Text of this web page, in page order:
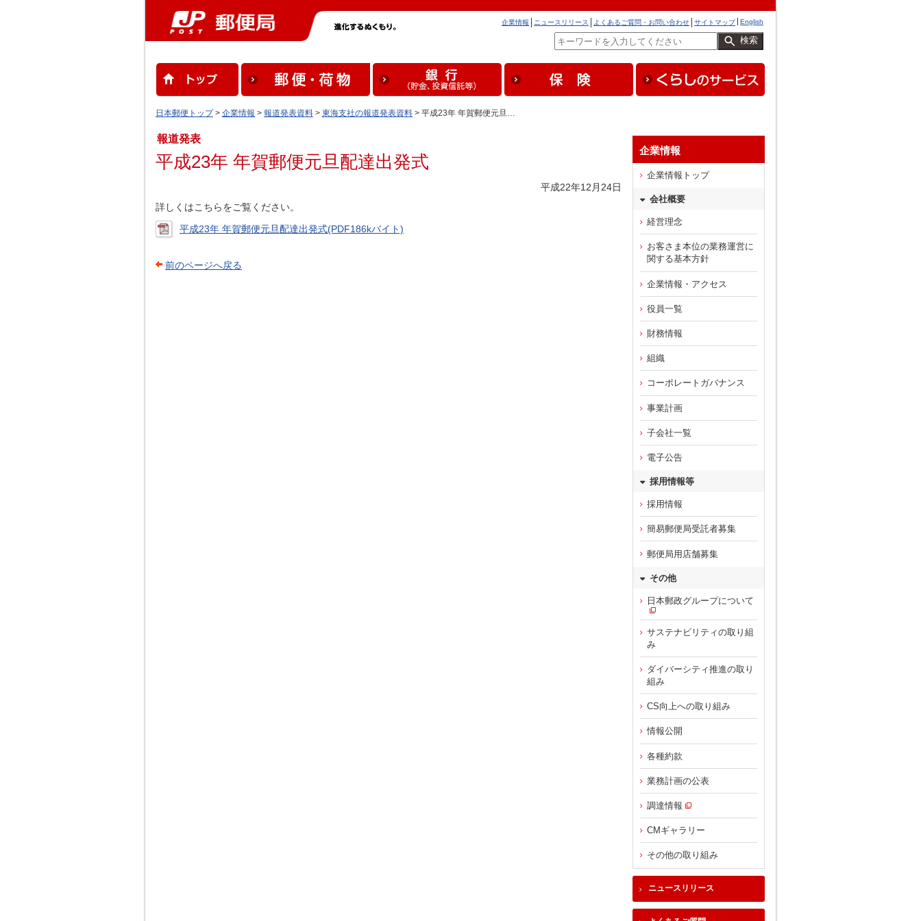
English
サイトマップ
よくあるご質問・お問い合わせ
ニュースリリース
企業情報
検索
日本郵便トップ> 企業情報 > 報道発表資料 > 東海支社の報道発表資料 > 平成23年 年賀郵便元旦…
報道発表
平成23年 年賀郵便元旦配達出発式
平成22年12月24日
詳しくはこちらをご覧ください。
平成23年 年賀郵便元旦配達出発式(PDF186kバイト)
前のページへ戻る
企業情報
企業情報トップ
会社概要
経営理念
お客さま本位の業務運営に
関する基本方針
企業情報・アクセス
役員一覧
財務情報
組織
コーポレートガバナンス
事業計画
子会社一覧
電子公告
採用情報等
採用情報
簡易郵便局受託者募集
郵便局用店舗募集
その他
日本郵政グループについて
サステナビリティの取り組
み
ダイバーシティ推進の取り
組み
CS向上への取り組み
情報公開
各種約款
業務計画の公表
調達情報
CMギャラリー
その他の取り組み
ニュースリリース